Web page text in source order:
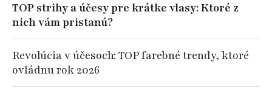
TOP strihy a účesy pre krátke vlasy: Ktoré z
nich vám pristanú?
Revolúcia v účesoch: TOP farebné trendy, ktoré
ovládnu rok 2026